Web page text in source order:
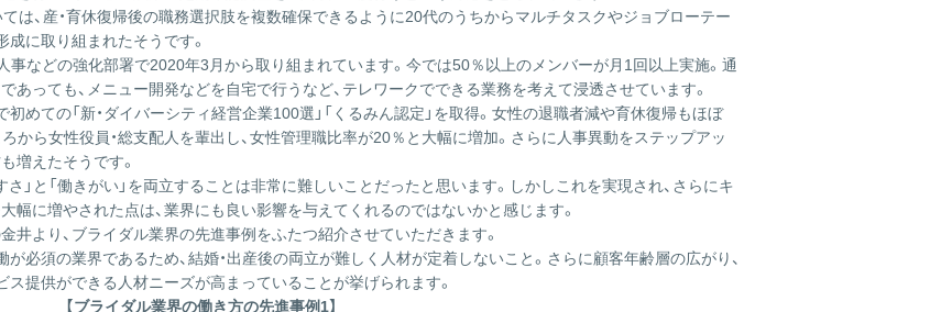
は、産・育休復帰後の職務選択肢を複数確保できるように20代のうちからマルチタスクやジョブローテー
に取り組まれたそうです。
事などの強化部署で2020年3月から取り組まれています。今では50％以上のメンバーが月1回以上実施。通
っても、メニュー開発などを自宅で行うなど、テレワークでできる業務を考えて浸透させています。
めての「新・ダイバーシティ経営企業100選」「くるみん認定」を取得。女性の退職者減や育休復帰もほぼ
から女性役員・総支配人を輩出し、女性管理職比率が20％と大幅に増加。さらに人事異動をステップアッ
増えたそうです。
さ」と「働きがい」を両立することは非常に難しいことだったと思います。しかしこれを実現され、さらにキ
幅に増やされた点は、業界にも良い影響を与えてくれるのではないかと感じます。
井より、ブライダル業界の先進事例をふたつ紹介させていただきます。
必須の業界であるため、結婚・出産後の両立が難しく人材が定着しないこと。さらに顧客年齢層の広がり、
提供ができる人材ニーズが高まっていることが挙げられます。
【ブライダル業界の働き方の先進事例1】